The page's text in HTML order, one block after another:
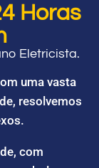
Horas
Eletricista.
uma vasta
resolvemos
com